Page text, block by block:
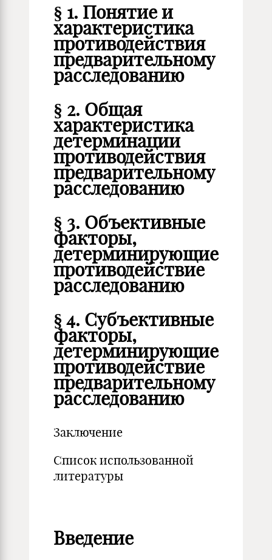
§ 1. Понятие и
характеристика
противодействия
предварительному
расследованию
§ 2. Общая
характеристика
детерминации
противодействия
предварительному
расследованию
§ 3. Объективные
факторы,
детерминирующие
противодействие
расследованию
§ 4. Субъективные
факторы,
детерминирующие
противодействие
предварительному
расследованию
Заключение
Список использованной
литературы
Введение